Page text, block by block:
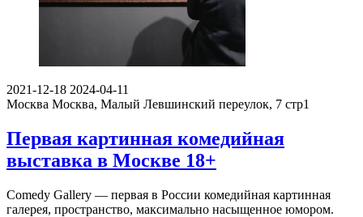
2021-12-18 2024-04-11
Москва Москва, Малый Левшинский переулок, 7 стр1
Первая картинная комедийная
выставка в Москве 18+
Comedy Gallery — первая в России комедийная картинная
галерея, пространство, максимально насыщенное юмором.